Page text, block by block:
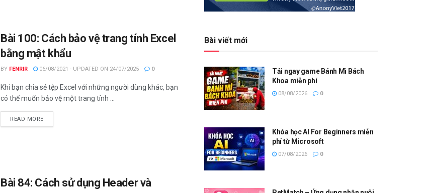
Bài 100: Cách bảo vệ trang tính Excel
bằng mật khẩu
BY FENRIR 06/08/2021 - UPDATED ON 24/07/2025 0
Khi bạn chia sẻ tệp Excel với những người dùng khác, bạn
có thể muốn bảo vệ một trang tính ...
READ MOREDETAILS
Bài 84: Cách sử dụng Header và
Bài viết mới
Tải ngay game Bánh Mì Bách
Khoa miễn phí
08/08/2026 0
Khóa học AI For Beginners miễn
phí từ Microsoft
07/08/2026 0